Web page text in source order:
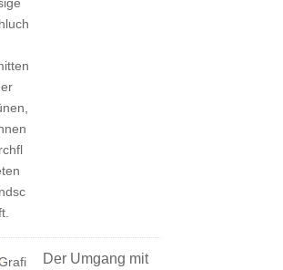
Der Umgang mit